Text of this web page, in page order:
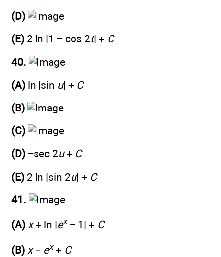
(D)
(E) 2 ln |1 − cos 2t| + C
40.
(A) ln |sin u| + C
(B)
(C)
(D) −sec 2u + C
(E) 2 ln |sin 2u| + C
41.
(A) x + ln |ex − 1| + C
(B) x − ex + C